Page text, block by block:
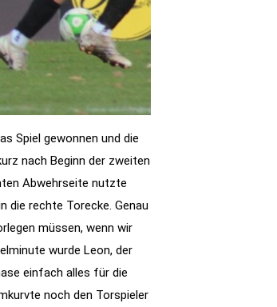
Spiel gewonnen und die
nach Beginn der zweiten
Abwehrseite nutzte
die rechte Torecke. Genau
müssen, wenn wir
wurde Leon, der
einfach alles für die
noch den Torspieler